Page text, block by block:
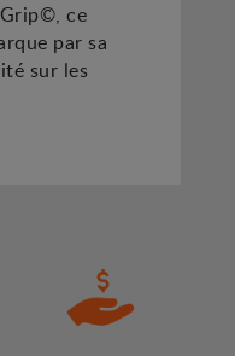
ce
par sa
sur les